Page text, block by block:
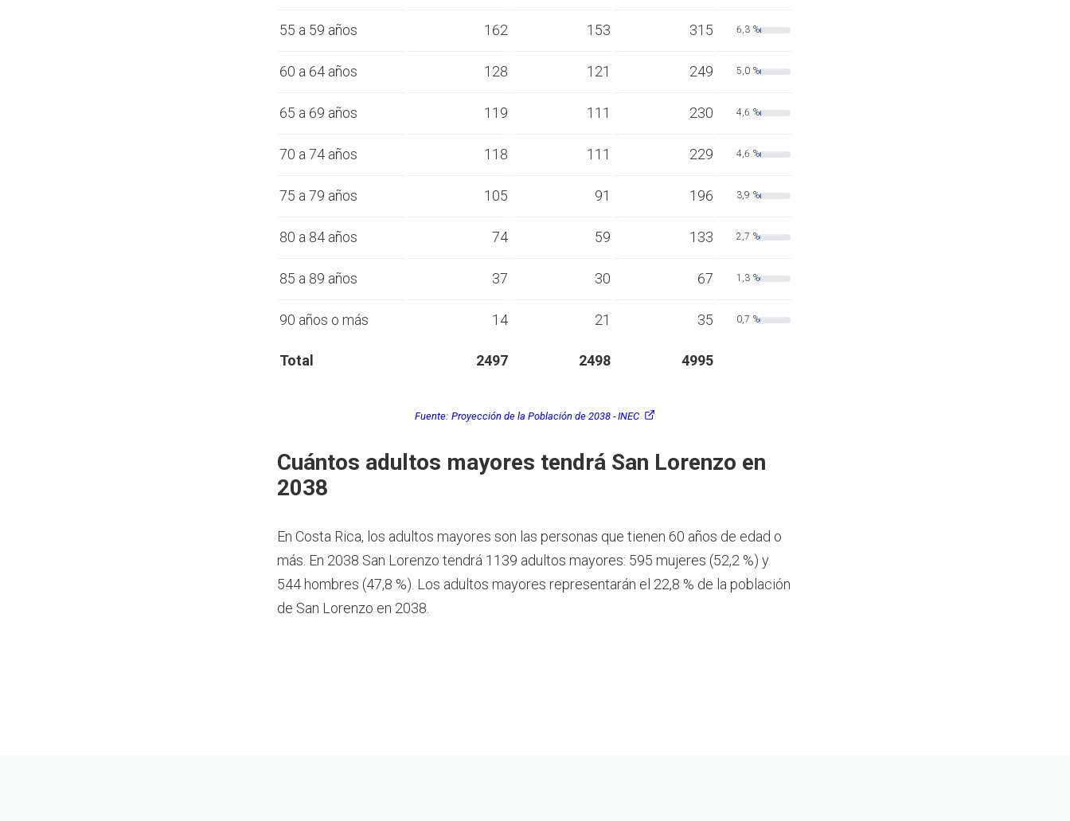
55 a 59 años 162 153 315 6,3 %
60 a 64 años 128 121 249 5,0 %
65 a 69 años 119 111 230 4,6 %
70 a 74 años 118 111 229 4,6 %
75 a 79 años 105 91 196 3,9 %
80 a 84 años 74 59 133 2,7 %
85 a 89 años 37 30 67 1,3 %
90 años o más 14 21 35 0,7 %
Total 2497 2498 4995
Fuente: Proyección de la Población de 2038 - INEC
Cuántos adultos mayores tendrá San Lorenzo en
2038
En Costa Rica, los adultos mayores son las personas que tienen 60 años de edad o
más. En 2038 San Lorenzo tendrá 1139 adultos mayores: 595 mujeres (52,2 %) y
544 hombres (47,8 %). Los adultos mayores representarán el 22,8 % de la población
de San Lorenzo en 2038.